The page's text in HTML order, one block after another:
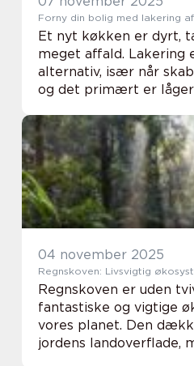
Forny din bolig med lakering
Et nyt køkken er dyrt,
meget affald. Lakering
alternativ, især når
og det primært er
specialister, ...
04 november 2025
Regnskoven: Livsvigtig
Regnskoven er uden
fantastiske og vigtige
vores planet. Den
jordens landoverflade,